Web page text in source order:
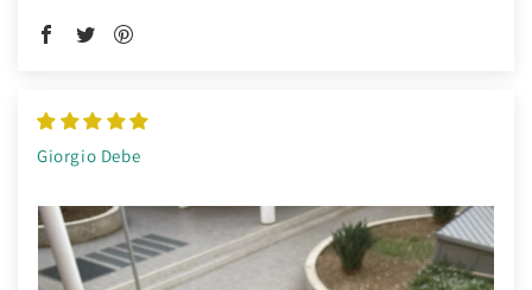
Giorgio Debe